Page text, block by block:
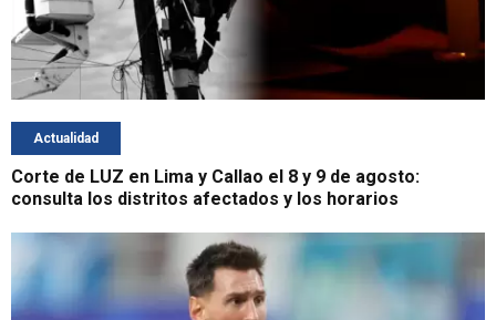
Actualidad
Corte de LUZ en Lima y Callao el 8 y 9 de agosto:
consulta los distritos afectados y los horarios